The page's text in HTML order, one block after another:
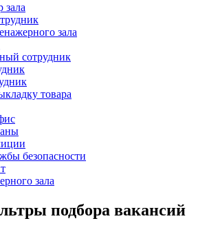
зала
зала
сотрудник
товара
безопасности
зала
подбора вакансий